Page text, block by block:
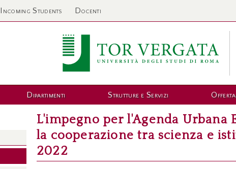
Incoming Students Docenti
Dipartimenti Strutture e Servizi
L'impegno per l'Agenda
la cooperazione tra scienza e
2022